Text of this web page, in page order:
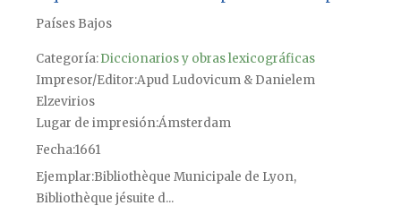
Países Bajos
Categoría:Diccionarios y obras lexicográficas
Impresor/Editor Apud Ludovicum & Danielem
Elzevirios
Lugar de impresiónÁmsterdam
Fecha1661
Ejemplar Bibliothèque Municipale de Lyon,
Bibliothèque jésuite d...